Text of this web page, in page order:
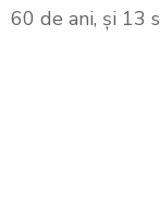
60 de ani, şi 13